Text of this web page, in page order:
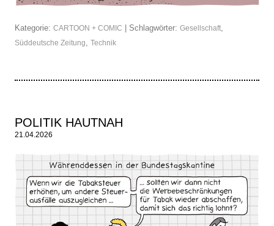
Kategorie: CARTOON + COMIC | Schlagwörter: Gesellschaft,
Süddeutsche Zeitung, Technik
POLITIK HAUTNAH
21.04.2026